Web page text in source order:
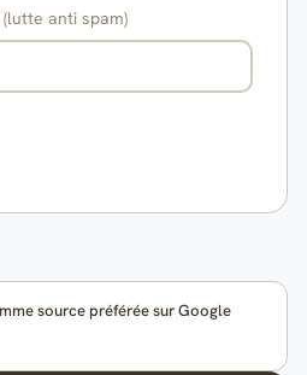
(lutte anti spam)
source préférée sur Google